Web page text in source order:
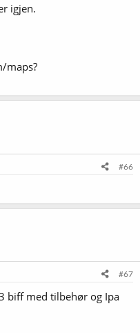
igjen.
maps?
#66
#67
biff med tilbehør og Ipa